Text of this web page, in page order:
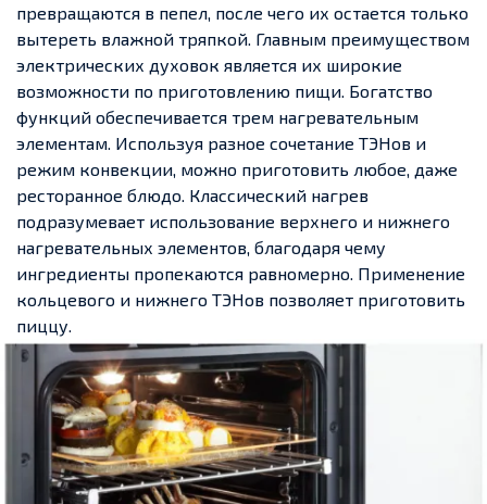
превращаются в пепел, после чего их остается только
вытереть влажной тряпкой. Главным преимуществом
электрических духовок является их широкие
возможности по приготовлению пищи. Богатство
функций обеспечивается трем нагревательным
элементам. Используя разное сочетание ТЭНов и
режим конвекции, можно приготовить любое, даже
ресторанное блюдо. Классический нагрев
подразумевает использование верхнего и нижнего
нагревательных элементов, благодаря чему
ингредиенты пропекаются равномерно. Применение
кольцевого и нижнего ТЭНов позволяет приготовить
пиццу.